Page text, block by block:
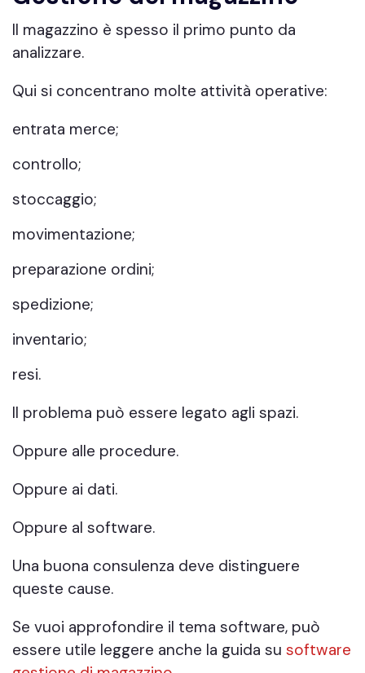
Il magazzino è spesso il primo punto da
analizzare.
Qui si concentrano molte attività operative:
entrata merce;
controllo;
stoccaggio;
movimentazione;
preparazione ordini;
spedizione;
inventario;
resi.
Il problema può essere legato agli spazi.
Oppure alle procedure.
Oppure ai dati.
Oppure al software.
Una buona consulenza deve distinguere
queste cause.
Se vuoi approfondire il tema software, può
essere utile leggere anche la guida su software